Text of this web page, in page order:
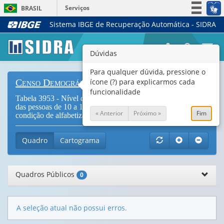
BRASIL
Serviços
Simplifique!
Legislação
Canais
Sistema IBGE de Recuperação Automática - SIDRA
Censo Demográfico
Tabela 3953 - Nível da ocupação, na semana de referência,
das pessoas de 10 a 17 anos de idade, por grupos de idade e
condição de alfabetização (Vide Notas)
Quadro Cartograma
Quadros Públicos 0
A seleção atual não possui erros.
Dúvidas
Para qualquer dúvida, pressione o
ícone (?) para explicarmos cada
funcionalidade
« Anterior Próximo » Fim